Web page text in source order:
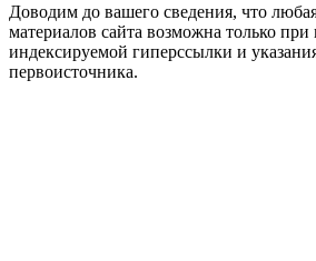
Доводим до вашего сведения, что
материалов сайта возможна только
индексируемой гиперссылки и
первоисточника.